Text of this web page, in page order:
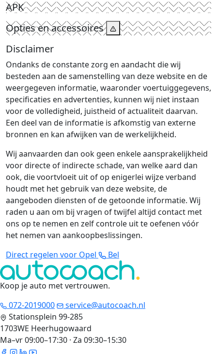
APK
Opties en accessoires
Disclaimer
Ondanks de constante zorg en aandacht die wij
besteden aan de samenstelling van deze website en de
weergegeven informatie, waaronder voertuiggegevens,
specificaties en advertenties, kunnen wij niet instaan
voor de volledigheid, juistheid of actualiteit daarvan.
Een deel van de informatie is afkomstig van externe
bronnen en kan afwijken van de werkelijkheid.
Wij aanvaarden dan ook geen enkele aansprakelijkheid
voor directe of indirecte schade, van welke aard dan
ook, die voortvloeit uit of op enigerlei wijze verband
houdt met het gebruik van deze website, de
aangeboden diensten of de getoonde informatie. Wij
raden u aan om bij vragen of twijfel altijd contact met
ons op te nemen en zelf controle uit te oefenen vóór
het nemen van aankoopbeslissingen.
Direct regelen voor Opel
Bel
Koop je auto met vertrouwen.
072-2019000
service@autocoach.nl
Stationsplein 99-285
1703WE Heerhugowaard
Ma–vr 09:00–17:30 · Za 09:30–15:30